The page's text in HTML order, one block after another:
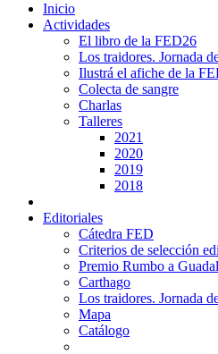
Inicio
Actividades
El libro de la FED26
Los traidores. Jornada
Ilustrá el afiche de la
Colecta de sangre
Charlas
Talleres
2021
2020
2019
2018
Editoriales
Cátedra FED
Criterios de selección
Premio Rumbo a
Carthago
Los traidores. Jornada
Mapa
Catálogo